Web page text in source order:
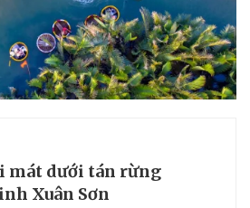
mát dưới tán rừng
Xuân Sơn